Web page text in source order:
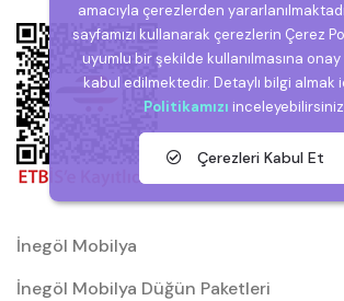
İnegöl Mobilya
İnegöl Mobilya Düğün Paketleri
amacıyla çerezlerden
sayfamızı kullanarak çerezlerin Çerez
uyumlu bir şekilde kullanılmasına
kabul edilmektedir. Detaylı bilgi almak
Politikamızı
Çerezleri Kabul Et